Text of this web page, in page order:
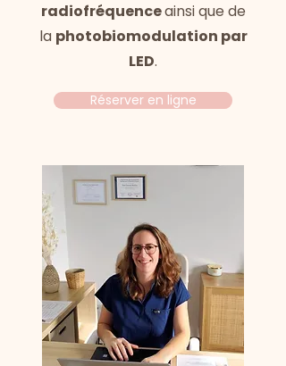
radiofréquenceainsi que de
la photobiomodulation par
LED.
Réserver en ligne